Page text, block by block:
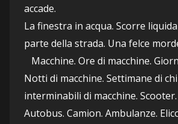
accade.
La finestra in acqua. Scorre
parte della strada. Una felce
Notti di macchine. Settimane di
interminabili di macchine.
Autobus. Camion. Ambulanze.